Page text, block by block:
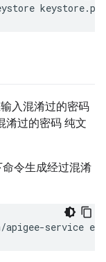
入混淆过的密码
淆过的密码 纯文
令生成经过混淆
service